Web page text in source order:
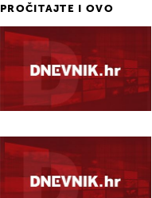
PROČITAJTE I OVO